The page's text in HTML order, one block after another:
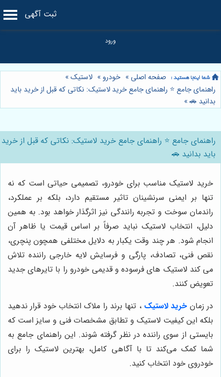
ثبت آگهی
صفحه اصلی » خودرو » لاستیک»
راهنمای جامع ⭐️ راهنمای جامع خرید لاستیک: نکاتی که قبل از خرید باید
بدانید 🚗»
راهنمای جامع ⭐️ راهنمای جامع خرید لاستیک: نکاتی که قبل از خرید
باید بدانید 🚗
خرید لاستیک مناسب برای خودرو، تصمیمی حیاتی است که نه
تنها بر ایمنی سرنشینان تاثیر مستقیم دارد، بلکه بر عملکرد،
راندمان سوخت و تجربه رانندگی نیز اثرگذار خواهد بود. به همین
دلیل، انتخاب لاستیک نباید صرفاً بر اساس قیمت یا ظاهر آن
انجام شود. هر چند وقت یکبار به دلایل مختلفی همچون پنچری،
نقص فنی، تصادف، پارگی و فرسایش لایه خارجی راننده تلاش
می کند لاستیک های فرسوده و قدیمی خودرو را با تایرهای جدید
تعویض کنند.
در زمان خرید لاستیک ، تنها برند را ملاک انتخاب خود قرار ندهید
بلکه این کیفیت لاستیک و تطابق مشخصات فنی و سایز است که
بایستی از سوی راننده در نظر گرفته شوند. این راهنمای جامع به
شما کمک می‌کند تا با آگاهی کامل، بهترین لاستیک را برای
خودروی خود انتخاب کنید.